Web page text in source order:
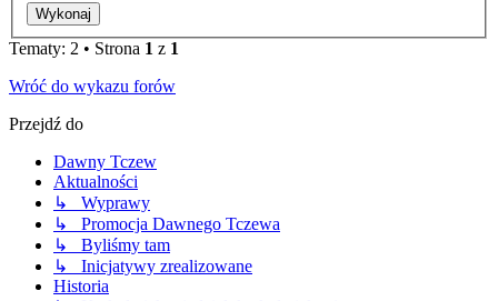
Tematy: 2 • Strona 1 z 1
Wróć do wykazu forów
Przejdź do
Dawny Tczew
Aktualności
↳ Wyprawy
↳ Promocja Dawnego Tczewa
↳ Byliśmy tam
↳ Inicjatywy zrealizowane
Historia